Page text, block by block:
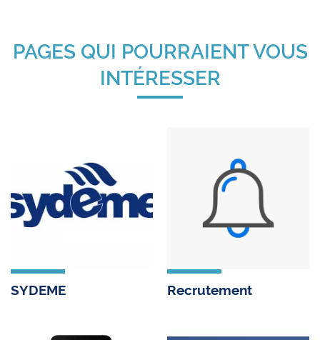
PAGES QUI POURRAIENT VOUS
INTÉRESSER
SYDEME Recrutement